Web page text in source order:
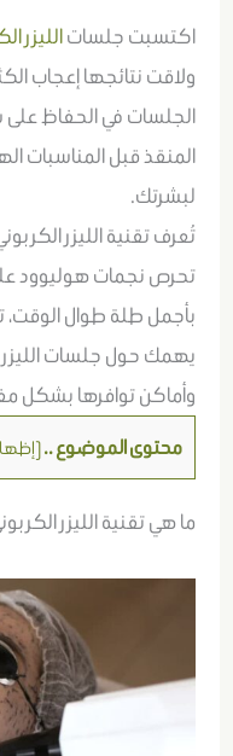
اكتسبت جلساتالليزر
ولاقت نتائجها إعجاب
الجلسات في الحفاظ على
المنقذ قبل المناسبات
لبشرتك.
تُعرف تقنية الليزر
تحرص نجمات هوليوود
بأجمل طلة طوال الوقت،
يهمك حول جلسات
وأماكن توافرها بشكل
محتوى الموضوع ..[
ما هي تقنية الليزر